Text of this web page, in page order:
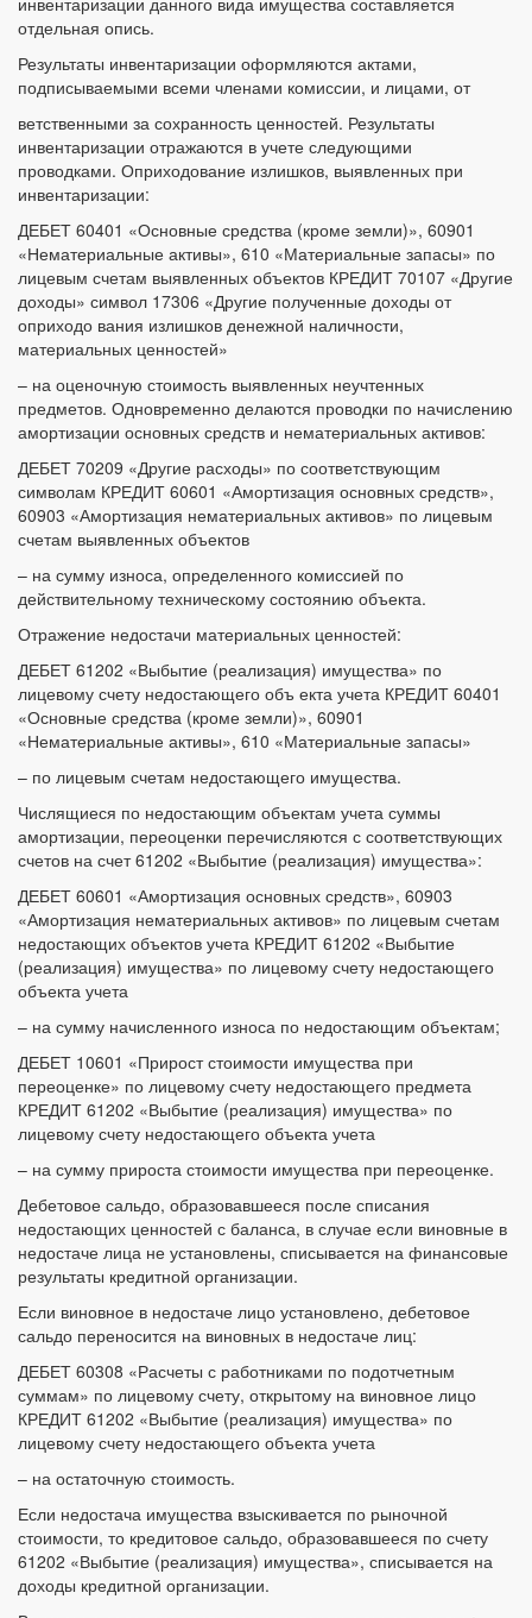
отдельная опись.
Результаты инвентаризации оформляются актами,
подписываемыми всеми членами комиссии, и лицами, от
ветственными за сохранность ценностей. Результаты
инвентаризации отражаются в учете следующими
проводками. Оприходование излишков, выявленных при
инвентаризации:
ДЕБЕТ 60401 «Основные средства (кроме земли)», 60901
«Нематериальные активы», 610 «Материальные запасы» по
лицевым счетам выявленных объектов КРЕДИТ 70107 «Другие
доходы» символ 17306 «Другие полученные доходы от
оприходо вания излишков денежной наличности,
материальных ценностей»
– на оценочную стоимость выявленных неучтенных
предметов. Одновременно делаются проводки по начислению
амортизации основных средств и нематериальных активов:
ДЕБЕТ 70209 «Другие расходы» по соответствующим
символам КРЕДИТ 60601 «Амортизация основных средств»,
60903 «Амортизация нематериальных активов» по лицевым
счетам выявленных объектов
– на сумму износа, определенного комиссией по
действительному техническому состоянию объекта.
Отражение недостачи материальных ценностей:
ДЕБЕТ 61202 «Выбытие (реализация) имущества» по
лицевому счету недостающего объ екта учета КРЕДИТ 60401
«Основные средства (кроме земли)», 60901
«Нематериальные активы», 610 «Материальные запасы»
– по лицевым счетам недостающего имущества.
Числящиеся по недостающим объектам учета суммы
амортизации, переоценки перечисляются с соответствующих
счетов на счет 61202 «Выбытие (реализация) имущества»:
ДЕБЕТ 60601 «Амортизация основных средств», 60903
«Амортизация нематериальных активов» по лицевым счетам
недостающих объектов учета КРЕДИТ 61202 «Выбытие
(реализация) имущества» по лицевому счету недостающего
объекта учета
– на сумму начисленного износа по недостающим объектам;
ДЕБЕТ 10601 «Прирост стоимости имущества при
переоценке» по лицевому счету недостающего предмета
КРЕДИТ 61202 «Выбытие (реализация) имущества» по
лицевому счету недостающего объекта учета
– на сумму прироста стоимости имущества при переоценке.
Дебетовое сальдо, образовавшееся после списания
недостающих ценностей с баланса, в случае если виновные в
недостаче лица не установлены, списывается на финансовые
результаты кредитной организации.
Если виновное в недостаче лицо установлено, дебетовое
сальдо переносится на виновных в недостаче лиц:
ДЕБЕТ 60308 «Расчеты с работниками по подотчетным
суммам» по лицевому счету, открытому на виновное лицо
КРЕДИТ 61202 «Выбытие (реализация) имущества» по
лицевому счету недостающего объекта учета
– на остаточную стоимость.
Если недостача имущества взыскивается по рыночной
стоимости, то кредитовое сальдо, образовавшееся по счету
61202 «Выбытие (реализация) имущества», списывается на
доходы кредитной организации.